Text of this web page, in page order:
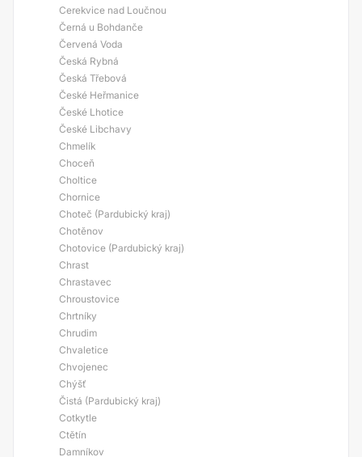
Cerekvice nad Loučnou
Černá u Bohdanče
Červená Voda
Česká Rybná
Česká Třebová
České Heřmanice
České Lhotice
České Libchavy
Chmelík
Choceň
Choltice
Chornice
Choteč (Pardubický kraj)
Chotěnov
Chotovice (Pardubický kraj)
Chrast
Chrastavec
Chroustovice
Chrtníky
Chrudim
Chvaletice
Chvojenec
Chýšť
Čistá (Pardubický kraj)
Cotkytle
Ctětín
Damníkov